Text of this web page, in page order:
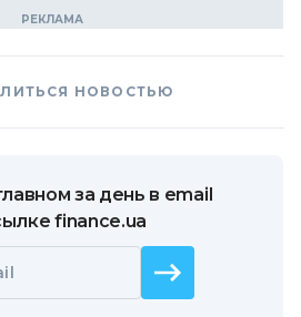
НОВОСТЬЮ
за день в email
finance.ua